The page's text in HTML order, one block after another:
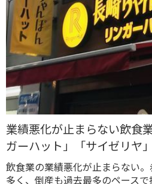
業績悪化が止まらない飲食
ガーハット」「サイゼリヤ
飲食業の業績悪化が止まらない
多く、倒産も過去最多のペース